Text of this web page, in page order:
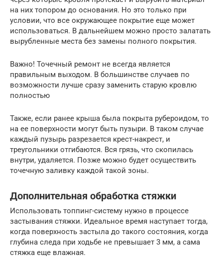
на них топором до основания. Но это только при
условии, что все окружающее покрытие еще может
использоваться. В дальнейшем можно просто залатать
вырубленные места без замены полного покрытия.
Важно! Точечный ремонт не всегда является
правильным выходом. В большинстве случаев по
возможности лучше сразу заменить старую кровлю
полностью
Также, если ранее крыша была покрыта рубероидом, то
на ее поверхности могут быть пузыри. В таком случае
каждый пузырь разрезается крест-накрест, и
треугольники отгибаются. Вся грязь, что скопилась
внутри, удаляется. Позже можно будет осуществить
точечную заливку каждой такой зоны.
Дополнительная обработка стяжки
Использовать топпинг-систему нужно в процессе
застывания стяжки. Идеальное время наступает тогда,
когда поверхность застыла до такого состояния, когда
глубина следа при ходьбе не превышает 3 мм, а сама
стяжка еще влажная.